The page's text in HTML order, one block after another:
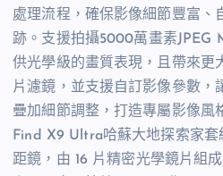
處理流程，確保影像細節豐富、
跡。支援拍攝5000萬畫素JPEG
供光學級的畫質表現，且帶來更
片濾鏡，並支援自訂影像參數，
疊加細節調整，打造專屬影像風
Find X9 Ultra哈蘇大地探索家套
距鏡，由 16 片精密光學鏡片組